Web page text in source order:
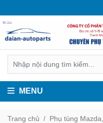
MENU
Trang chủ
Phụ tùng